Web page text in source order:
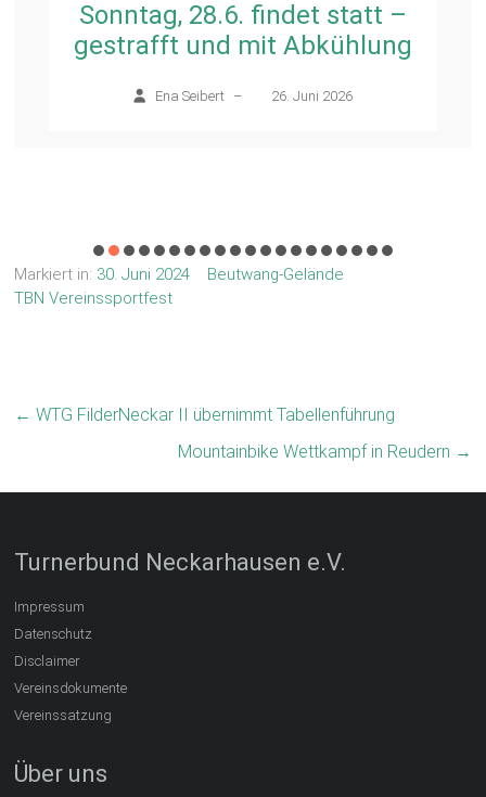
Sonntag, 28.6. findet statt –
gestrafft und mit Abkühlung
Ena Seibert – 26. Juni 2026
Markiert in: 30. Juni 2024
Beutwang-Gelände
TBN Vereinssportfest
← WTG FilderNeckar II übernimmt Tabellenführung
Mountainbike Wettkampf in Reudern →
Turnerbund Neckarhausen e.V.
Impressum
Datenschutz
Disclaimer
Vereinsdokumente
Vereinssatzung
Über uns